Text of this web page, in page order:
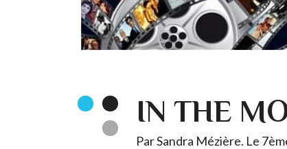
IN THE
Par Sandra Mézière. Le